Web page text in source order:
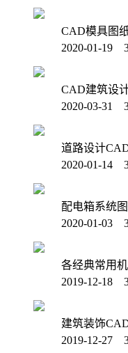
CAD模具图
2020-01-19
CAD建筑设
2020-03-31
道路设计
2020-01-14
配电箱系统
2020-01-03
各经典常用
2019-12-18
建筑装饰
2019-12-27